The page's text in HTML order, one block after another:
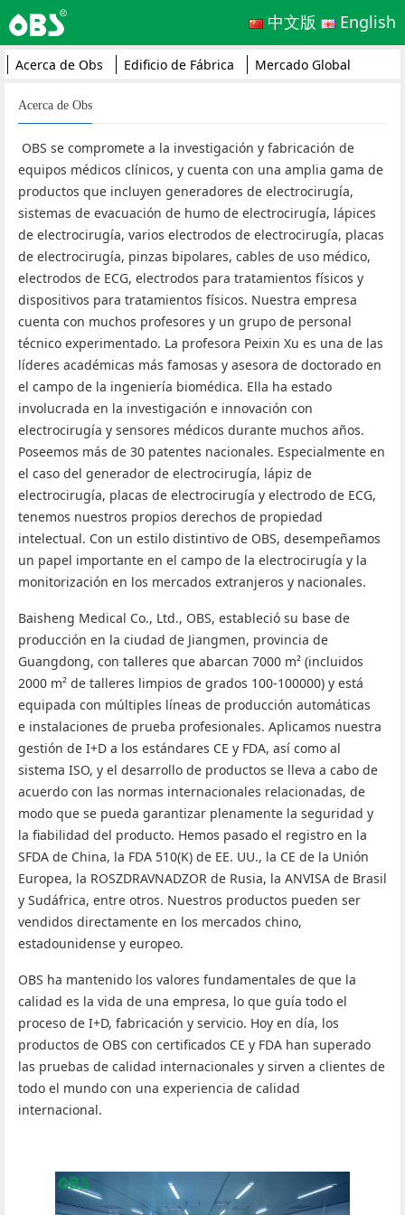
中文版 English
Acerca de Obs Edificio de Fábrica Mercado Global
Acerca de Obs
OBS se compromete a la investigación y fabricación de
equipos médicos clínicos, y cuenta con una amplia gama de
productos que incluyen generadores de electrocirugía,
sistemas de evacuación de humo de electrocirugía, lápices
de electrocirugía, varios electrodos de electrocirugía, placas
de electrocirugía, pinzas bipolares, cables de uso médico,
electrodos de ECG, electrodos para tratamientos físicos y
dispositivos para tratamientos físicos. Nuestra empresa
cuenta con muchos profesores y un grupo de personal
técnico experimentado. La profesora Peixin Xu es una de las
líderes académicas más famosas y asesora de doctorado en
el campo de la ingeniería biomédica. Ella ha estado
involucrada en la investigación e innovación con
electrocirugía y sensores médicos durante muchos años.
Poseemos más de 30 patentes nacionales. Especialmente en
el caso del generador de electrocirugía, lápiz de
electrocirugía, placas de electrocirugía y electrodo de ECG,
tenemos nuestros propios derechos de propiedad
intelectual. Con un estilo distintivo de OBS, desempeñamos
un papel importante en el campo de la electrocirugía y la
monitorización en los mercados extranjeros y nacionales.
Baisheng Medical Co., Ltd., OBS, estableció su base de
producción en la ciudad de Jiangmen, provincia de
Guangdong, con talleres que abarcan 7000 m² (incluidos
2000 m² de talleres limpios de grados 100-100000) y está
equipada con múltiples líneas de producción automáticas
e instalaciones de prueba profesionales. Aplicamos nuestra
gestión de I+D a los estándares CE y FDA, así como al
sistema ISO, y el desarrollo de productos se lleva a cabo de
acuerdo con las normas internacionales relacionadas, de
modo que se pueda garantizar plenamente la seguridad y
la fiabilidad del producto. Hemos pasado el registro en la
SFDA de China, la FDA 510(K) de EE. UU., la CE de la Unión
Europea, la ROSZDRAVNADZOR de Rusia, la ANVISA de Brasil
y Sudáfrica, entre otros. Nuestros productos pueden ser
vendidos directamente en los mercados chino,
estadounidense y europeo.
OBS ha mantenido los valores fundamentales de que la
calidad es la vida de una empresa, lo que guía todo el
proceso de I+D, fabricación y servicio. Hoy en día, los
productos de OBS con certificados CE y FDA han superado
las pruebas de calidad internacionales y sirven a clientes de
todo el mundo con una experiencia de calidad
internacional.